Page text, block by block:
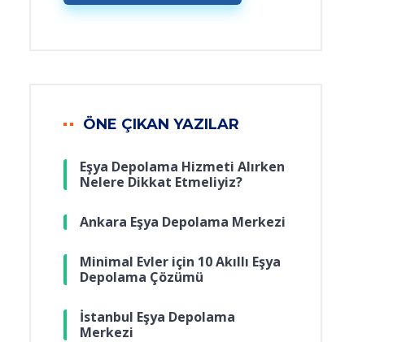
ÖNE ÇIKAN YAZILAR
Eşya Depolama Hizmeti Alırken
Nelere Dikkat Etmeliyiz?
Ankara Eşya Depolama Merkezi
Minimal Evler için 10 Akıllı Eşya
Depolama Çözümü
İstanbul Eşya Depolama
Merkezi